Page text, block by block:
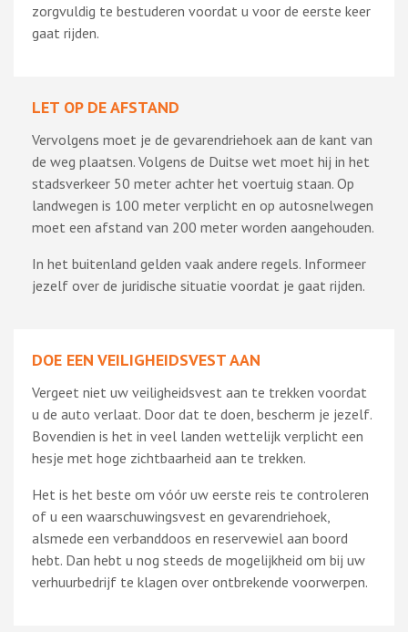
zorgvuldig te bestuderen voordat u voor de eerste keer
gaat rijden.
LET OP DE AFSTAND
Vervolgens moet je de gevarendriehoek aan de kant van
de weg plaatsen. Volgens de Duitse wet moet hij in het
stadsverkeer 50 meter achter het voertuig staan. Op
landwegen is 100 meter verplicht en op autosnelwegen
moet een afstand van 200 meter worden aangehouden.
In het buitenland gelden vaak andere regels. Informeer
jezelf over de juridische situatie voordat je gaat rijden.
DOE EEN VEILIGHEIDSVEST AAN
Vergeet niet uw veiligheidsvest aan te trekken voordat
u de auto verlaat. Door dat te doen, bescherm je jezelf.
Bovendien is het in veel landen wettelijk verplicht een
hesje met hoge zichtbaarheid aan te trekken.
Het is het beste om vóór uw eerste reis te controleren
of u een waarschuwingsvest en gevarendriehoek,
alsmede een verbanddoos en reservewiel aan boord
hebt. Dan hebt u nog steeds de mogelijkheid om bij uw
verhuurbedrijf te klagen over ontbrekende voorwerpen.